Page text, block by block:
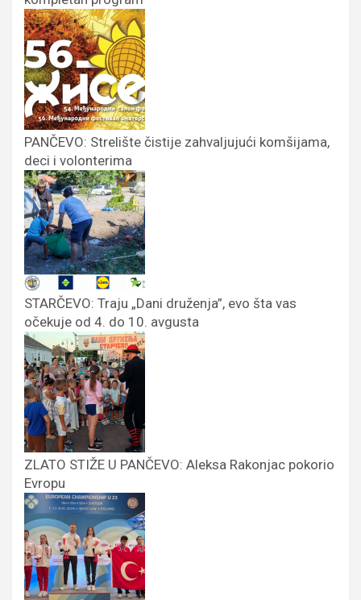
PANČEVO: Strelište čistije zahvaljujući komšijama,
deci i volonterima
STARČEVO: Traju „Dani druženja”, evo šta vas
očekuje od 4. do 10. avgusta
ZLATO STIŽE U PANČEVO: Aleksa Rakonjac pokorio
Evropu